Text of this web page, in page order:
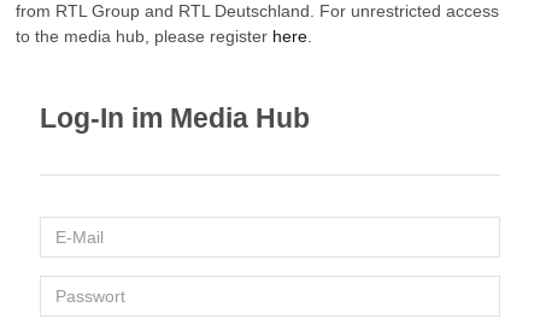
from RTL Group and RTL Deutschland. For unrestricted access
to the media hub, please register here
Log-In im Media Hub